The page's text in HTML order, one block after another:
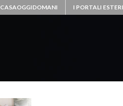
CASAOGGIDOMANI I PORTALI